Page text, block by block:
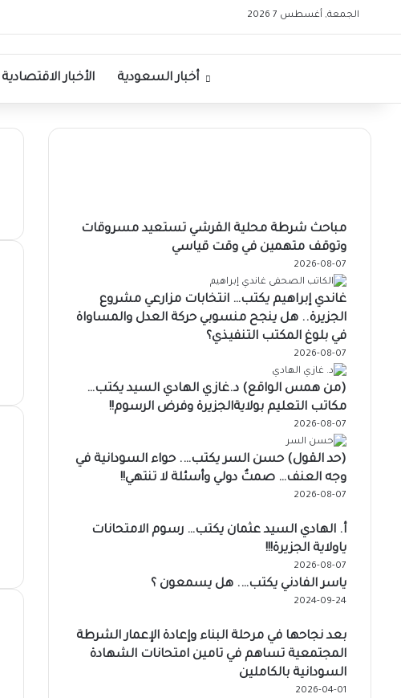
الجمعة, أغسطس 7 2026
الرئيسيةأخبار السعودية الأخبار الاقتصادية
مباحث شرطة محلية القرشي تستعيد مسروقات
وتوقف متهمين في وقت قياسي
2026-08-07
غاندي إبراهيم يكتب… انتخابات مزارعي مشروع
الجزيرة.. هل ينجح منسوبي حركة العدل والمساواة
في بلوغ المكتب التنفيذي؟
2026-08-07
(من همس الواقع) د.غازي الهادي السيد يكتب…
مكاتب التعليم بولايةالجزيرة وفرض الرسوم!!
2026-08-07
(حد القول) حسن السر يكتب…. حواء السودانية في
وجه العنف… صمتٌ دولي وأسئلة لا تنتهي!!
2026-08-07
أ. الهادي السيد عثمان يكتب… رسوم الامتحانات
ياولاية الجزيرة!!!
2026-08-07
ياسر الفادني يكتب…. هل يسمعون ؟
2024-09-24
بعد نجاحها في مرحلة البناء وإعادة الإعمار الشرطة
المجتمعية تساهم في تامين امتحانات الشهادة
السودانية بالكاملين
2026-04-01